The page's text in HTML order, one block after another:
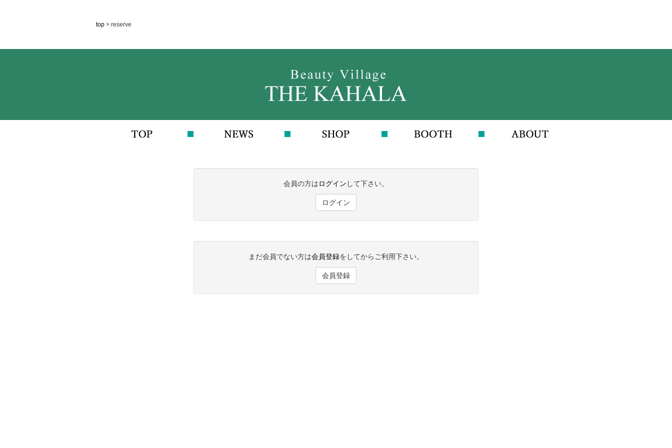
top > reserve
会員の方はログイン して下さい。
ログイン
まだ会員でない方は会員登録をしてからご利用下さい。
会員登録